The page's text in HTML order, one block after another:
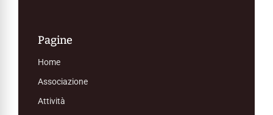
Pagine
Home
Associazione
Attività